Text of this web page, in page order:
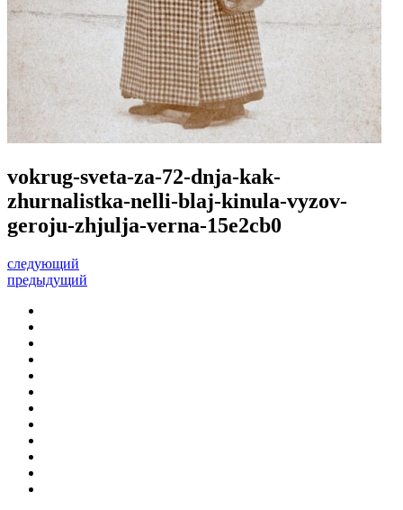
vokrug-sveta-za-72-dnja-kak-
zhurnalistka-nelli-blaj-kinula-vyzov-
geroju-zhjulja-verna-15e2cb0
следующий
предыдущий